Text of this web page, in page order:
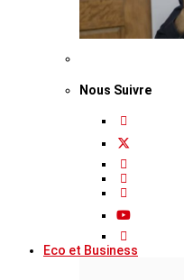
Nous Suivre
Eco et Business